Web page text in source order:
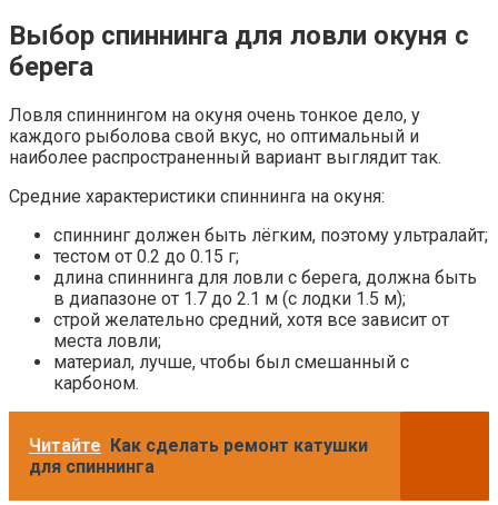
Выбор спиннинга для ловли окуня с
берега
Ловля спиннингом на окуня очень тонкое дело, у
каждого рыболова свой вкус, но оптимальный и
наиболее распространенный вариант выглядит так.
Средние характеристики спиннинга на окуня:
спиннинг должен быть лёгким, поэтому ультралайт;
тестом от 0.2 до 0.15 г;
длина спиннинга для ловли с берега, должна быть
в диапазоне от 1.7 до 2.1 м (с лодки 1.5 м);
строй желательно средний, хотя все зависит от
места ловли;
материал, лучше, чтобы был смешанный с
карбоном.
Читайте
Как сделать ремонт катушки
для спиннинга